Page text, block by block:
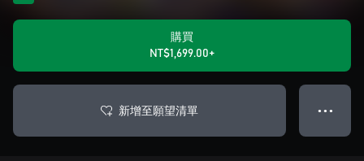
購買
NT$1,699.00+
新增至願望清單 ● ● ●